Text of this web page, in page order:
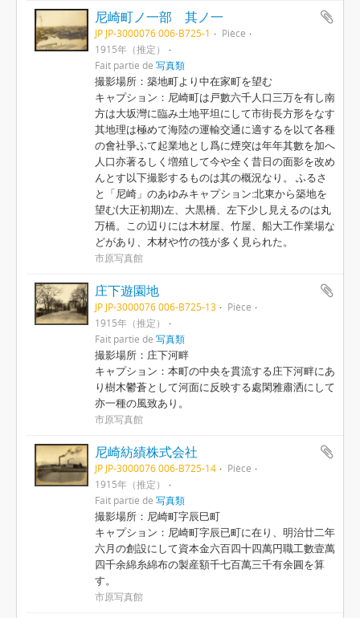
尼崎町ノ一部 其ノ一
JP JP-3000076 006-B725-1
Pièce
1915年（推定）
Fait partie de 写真類
撮影場所：築地町より中在家町を望む
キャプション：尼崎町は戸數六千人口三万を有し南
方は大坂灣に臨み土地平坦にして市街長方形をなす
其地理は極めて海陸の運輸交通に適するを以て各種
の會社爭ふて起業地とし爲に煙突は年年其數を加へ
人口亦著るしく増殖して今や全く昔日の面影を改め
んとす以下撮影するものは其の概況なり。 ふるさ
と「尼崎」のあゆみキャプション:北東から築地を
望む(大正初期)左、大黒橋、左下少し見えるのは丸
万橋。この辺りには木材屋、竹屋、船大工作業場な
どがあり、木材や竹の筏が多く見られた。
市原写真館
庄下遊園地
JP JP-3000076 006-B725-13
Pièce
1915年（推定）
Fait partie de 写真類
撮影場所：庄下河畔
キャプション：本町の中央を貫流する庄下河畔にあ
り樹木鬱蒼として河面に反映する處閑雅肅洒にして
亦一種の風致あり。
市原写真館
尼崎紡績株式会社
JP JP-3000076 006-B725-14
Pièce
1915年（推定）
Fait partie de 写真類
撮影場所：尼崎町字辰巳町
キャプション：尼崎町字辰已町に在り、明治廿二年
六月の創設にして資本金六百四十四萬円職工數壹萬
四千余綿糸綿布の製産額千七百萬三千有余圓を算
す。
市原写真館